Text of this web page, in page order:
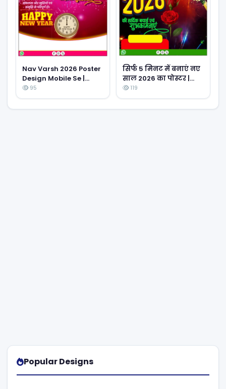
Nav Varsh 2026 Poster
Design Mobile Se |
Happy New Year
Wishes Poster Editing
Tutorial Hindi
95
सिर्फ 5 मिनट में बनाएं नए
साल 2026 का पोस्टर |
New Year Poster Kaise
Banaye 2026
119
Popular Designs